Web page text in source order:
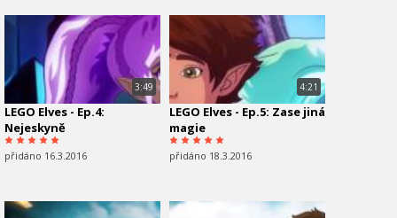
3:49
LEGO Elves - Ep.4:
Nejeskyně
přidáno 16.3.2016
4:21
LEGO Elves - Ep.5: Zase jiná
magie
přidáno 18.3.2016